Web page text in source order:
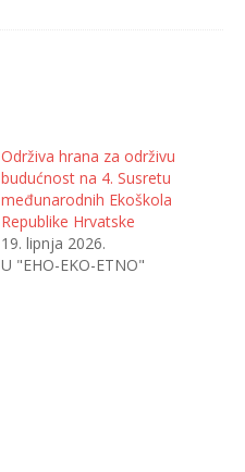
Održiva hrana za održivu
budućnost na 4. Susretu
međunarodnih Ekoškola
Republike Hrvatske
19. lipnja 2026.
U "EHO-EKO-ETNO"